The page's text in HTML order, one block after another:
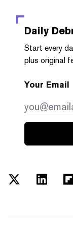
Daily
Start every
plus original
Your Email